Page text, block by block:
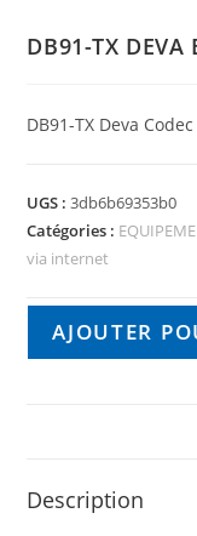
DB91-TX
DB91-TX Deva
UGS :3db6b69353b0
Catégories :
via internet
AJOUTER
Description